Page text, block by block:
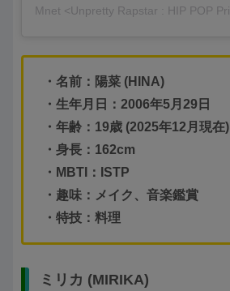
・名前：陽菜 (HINA)
・生年月日：2006年5月29日
・年齢：19歳 (2025年12月現在)
・身長：162cm
・MBTI：ISTP
・趣味：メイク、音楽鑑賞
・特技：料理
ミリカ (MIRIKA)